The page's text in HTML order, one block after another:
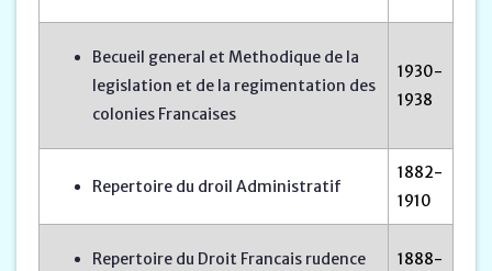
Becueil general et Methodique de la
legislation et de la regimentation des
colonies Francaises
1930-
1938
Repertoire du droil Administratif
1882-
1910
Repertoire du Droit Francais rudence
1888-